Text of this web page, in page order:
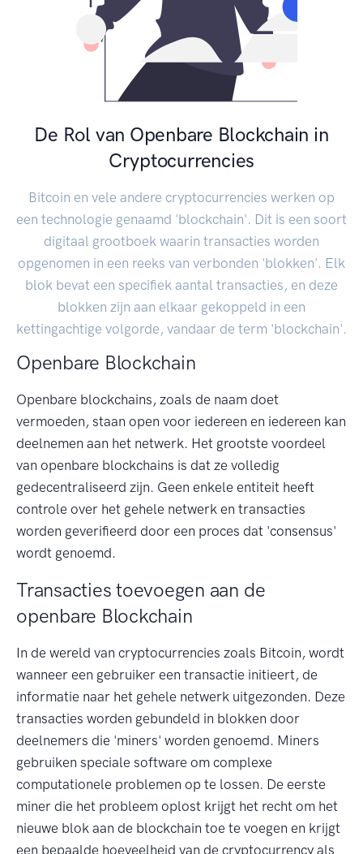
De Rol van Openbare Blockchain in
Cryptocurrencies
Bitcoin en vele andere cryptocurrencies werken op
een technologie genaamd 'blockchain'. Dit is een soort
digitaal grootboek waarin transacties worden
opgenomen in een reeks van verbonden 'blokken'. Elk
blok bevat een specifiek aantal transacties, en deze
blokken zijn aan elkaar gekoppeld in een
kettingachtige volgorde, vandaar de term 'blockchain'.
Openbare Blockchain
Openbare blockchains, zoals de naam doet
vermoeden, staan open voor iedereen en iedereen kan
deelnemen aan het netwerk. Het grootste voordeel
van openbare blockchains is dat ze volledig
gedecentraliseerd zijn. Geen enkele entiteit heeft
controle over het gehele netwerk en transacties
worden geverifieerd door een proces dat 'consensus'
wordt genoemd.
Transacties toevoegen aan de
openbare Blockchain
In de wereld van cryptocurrencies zoals Bitcoin, wordt
wanneer een gebruiker een transactie initieert, de
informatie naar het gehele netwerk uitgezonden. Deze
transacties worden gebundeld in blokken door
deelnemers die 'miners' worden genoemd. Miners
gebruiken speciale software om complexe
computationele problemen op te lossen. De eerste
miner die het probleem oplost krijgt het recht om het
nieuwe blok aan de blockchain toe te voegen en krijgt
een bepaalde hoeveelheid van de cryptocurrency als